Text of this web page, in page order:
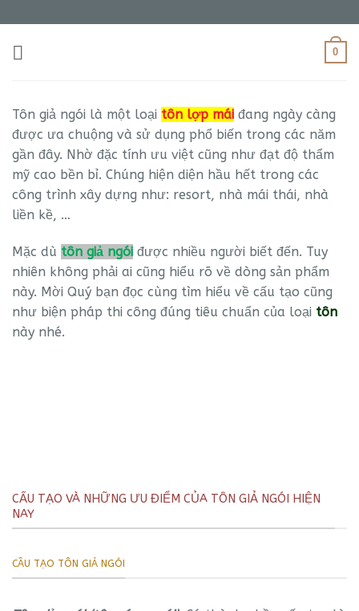
qua
nội
0
Tôn giả ngói là một loại tôn lợp mái đang ngày càng
được ưa chuộng và sử dụng phổ biến trong các năm
gần đây. Nhờ đặc tính ưu việt cũng như đạt độ thẩm
mỹ cao bền bỉ. Chúng hiện diện hầu hết trong các
công trình xây dựng như: resort, nhà mái thái, nhà
liền kề, …
Mặc dù tôn giả ngói được nhiều người biết đến. Tuy
nhiên không phải ai cũng hiểu rõ về dòng sản phẩm
này. Mời Quý bạn đọc cùng tìm hiểu về cấu tạo cũng
như biện pháp thi công đúng tiêu chuẩn của loại tôn
này nhé.
CẤU TẠO VÀ NHỮNG ƯU ĐIỂM CỦA TÔN GIẢ NGÓI HIỆN
NAY
CẦU TẠO TÔN GIẢ NGÓI